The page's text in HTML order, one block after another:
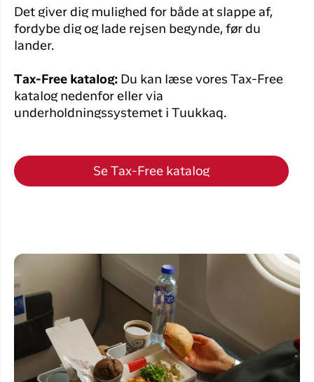
Det giver dig mulighed for både at slappe af,
fordybe dig og lade rejsen begynde, før du
lander.
Tax-Free katalog: Du kan læse vores Tax-Free
katalog nedenfor eller via
underholdningssystemet i Tuukkaq.
Se Tax-Free katalog